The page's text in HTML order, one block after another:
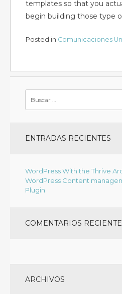
templates so that you
begin building those type
Posted in Comunicaciones
ENTRADAS RECIENTES
WordPress With the Thrive
WordPress Content
Plugin
COMENTARIOS
ARCHIVOS